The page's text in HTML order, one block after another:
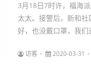
3月18日7时许，福海
太太。接警后，新和
好，也没戴口罩，我们
访客 2020-03-31